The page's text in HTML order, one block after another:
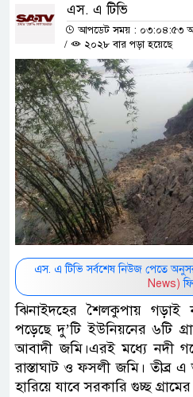
এস. এ টিভি
আপডেট সময় : ০৩:০৪:৫৩
/
২০২৮ বার পড়া হয়েছে
এস. এ টিভি সর্বশেষ নিউজ পেতে
News)
ঝিনাইদহের শৈলকুপায়
পড়েছে দু’টি ইউনিয়নের ৬টি
আবাদী জমি।এরই মধ্যে নদী
রাস্তাঘাট ও ফসলী জমি। তীব্র এ
হারিয়ে যাবে সরকারি গুচ্ছ